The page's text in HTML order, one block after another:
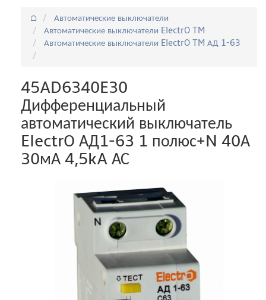
⌂
Автоматические выключатели
Автоматические выключатели ElectrO TM
Автоматические выключатели ElectrO TM АД 1-63
45AD6340E30
Дифференциальный
автоматический выключатель
ElectrO АД1-63 1 полюс+N 40А
30мА 4,5kA АС